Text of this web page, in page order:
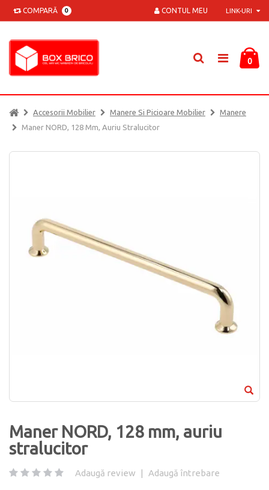
COMPARĂ 0 LINK-URI
CONTUL MEU
0
Accesorii Mobilier Manere Si Picioare Mobilier
Manere
Maner NORD, 128 Mm, Auriu Stralucitor
Maner NORD, 128 mm, auriu
stralucitor
Adaugă review | Adaugă întrebare